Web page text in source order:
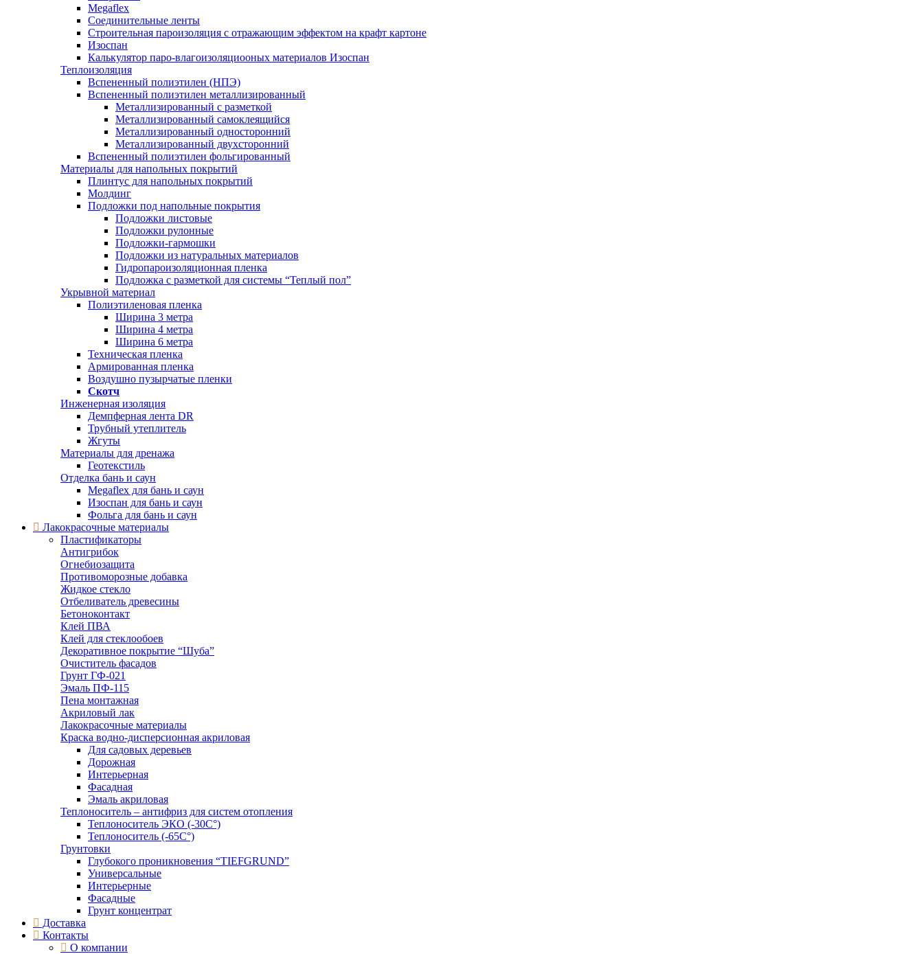
Megaflex
Соединительные ленты
Строительная пароизоляция с отражающим эффектом на крафт картоне
Изоспан
Калькулятор паро-влагоизоляциооных материалов Изоспан
Теплоизоляция
Вспененный полиэтилен (НПЭ)
Вспененный полиэтилен металлизированный
Металлизированный с разметкой
Металлизированный самоклеящийся
Металлизированный односторонний
Металлизированный двухсторонний
Вспененный полиэтилен фольгированный
Материалы для напольных покрытий
Плинтус для напольных покрытий
Молдинг
Подложки под напольные покрытия
Подложки листовые
Подложки рулонные
Подложки-гармошки
Подложки из натуральных материалов
Гидропароизоляционная пленка
Подложка с разметкой для системы “Теплый пол”
Укрывной материал
Полиэтиленовая пленка
Ширина 3 метра
Ширина 4 метра
Ширина 6 метра
Техническая пленка
Армированная пленка
Воздушно пузырчатые пленки
Скотч
Инженерная изоляция
Демпферная лента DR
Трубный утеплитель
Жгуты
Материалы для дренажа
Геотекстиль
Отделка бань и саун
Megaflex для бань и саун
Изоспан для бань и саун
Фольга для бань и саун
Лакокрасочные материалы
Пластификаторы
Антигрибок
Огнебиозащита
Противоморозные добавка
Жидкое стекло
Отбеливатель древесины
Бетоноконтакт
Клей ПВА
Клей для стеклообоев
Декоративное покрытие “Шуба”
Очиститель фасадов
Грунт ГФ-021
Эмаль ПФ-115
Пена монтажная
Акриловый лак
Лакокрасочные материалы
Краска водно-дисперсионная акриловая
Для садовых деревьев
Дорожная
Интерьерная
Фасадная
Эмаль акриловая
Теплоноситель – антифриз для систем отопления
Теплоноситель ЭКО (-30С°)
Теплоноситель (-65С°)
Грунтовки
Глубокого проникновения “TIEFGRUND”
Универсальные
Интерьерные
Фасадные
Грунт концентрат
Доставка
Контакты
О компании